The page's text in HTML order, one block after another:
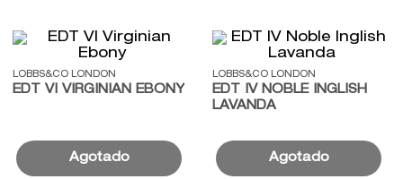
LOBBS&CO LONDON
EDT VI VIRGINIAN EBONY
LOBBS&CO LONDON
EDT IV NOBLE INGLISH
LAVANDA